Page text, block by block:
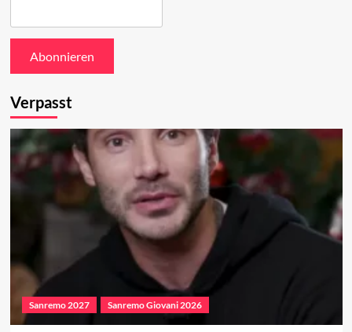
Verpasst
Sanremo 2027 Sanremo Giovani 2026